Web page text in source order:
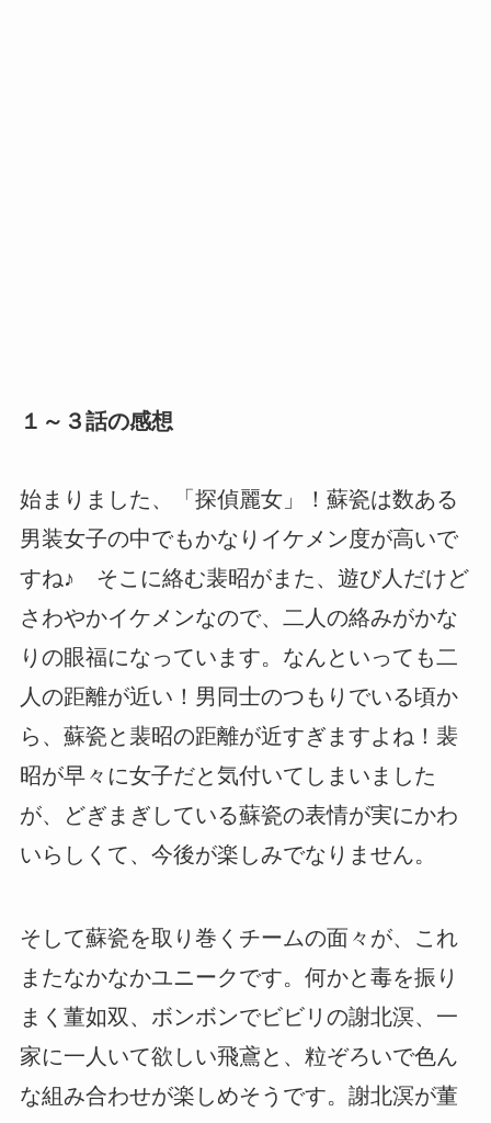
１～３話の感想
始まりました、「探偵麗女」！蘇瓷は数ある
男装女子の中でもかなりイケメン度が高いで
すね♪ そこに絡む裴昭がまた、遊び人だけど
さわやかイケメンなので、二人の絡みがかな
りの眼福になっています。なんといっても二
人の距離が近い！男同士のつもりでいる頃か
ら、蘇瓷と裴昭の距離が近すぎますよね！裴
昭が早々に女子だと気付いてしまいました
が、どぎまぎしている蘇瓷の表情が実にかわ
いらしくて、今後が楽しみでなりません。
そして蘇瓷を取り巻くチームの面々が、これ
またなかなかユニークです。何かと毒を振り
まく董如双、ボンボンでビビリの謝北溟、一
家に一人いて欲しい飛鳶と、粒ぞろいで色ん
な組み合わせが楽しめそうです。謝北溟が董